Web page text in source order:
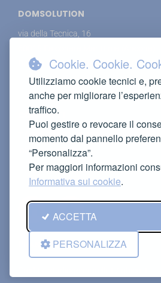
Cookie. Cookie.
Utilizziamo cookie tecnici e,
anche per migliorare
traffico.
Puoi gestire o revocare il
momento dal pannello
“Personalizza”.
Per maggiori informazioni
Informativa sui cookie.
ACCETTA
PERSONALIZZA
DOMSOLUTION
via della Tecnica, 16
Domsolution è un marchio IMAC Srl
CONTATTI
T (+39) 071 91 73 983
info@domsolution.it
Privacy Policy